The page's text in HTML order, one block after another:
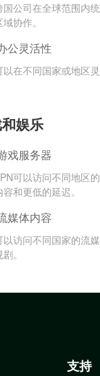
国公司在全球范围内
协作。
公灵活性
以在不同国家或地区
娱乐
戏服务器
可以访问不同地区
和更低的延迟。
媒体内容
以访问不同国家的流
。
支持